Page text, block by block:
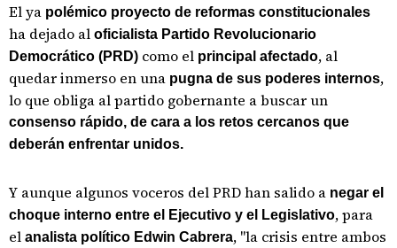
El ya polémico proyecto de reformas constitucionales
ha dejado al oficialista Partido Revolucionario
Democrático (PRD) como el principal afectado, al
quedar inmerso en una pugna de sus poderes internos,
lo que obliga al partido gobernante a buscar un
consenso rápido, de cara a los retos cercanos que
deberán enfrentar unidos.
Y aunque algunos voceros del PRD han salido a negar el
choque interno entre el Ejecutivo y el Legislativo, para
el analista político Edwin Cabrera, "la crisis entre ambos